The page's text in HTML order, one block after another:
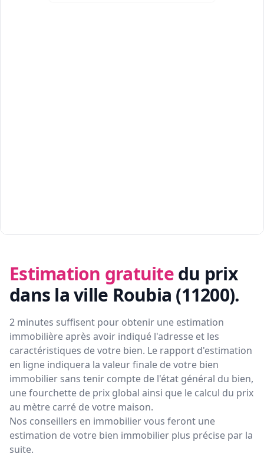
Estimation gratuite du prix
dans la ville Roubia (11200).
2 minutes suffisent pour obtenir une estimation
immobilière après avoir indiqué l'adresse et les
caractéristiques de votre bien. Le rapport d'estimation
en ligne indiquera la valeur finale de votre bien
immobilier sans tenir compte de l'état général du bien,
une fourchette de prix global ainsi que le calcul du prix
au mètre carré de votre maison.
Nos conseillers en immobilier vous feront une
estimation de votre bien immobilier plus précise par la
suite.